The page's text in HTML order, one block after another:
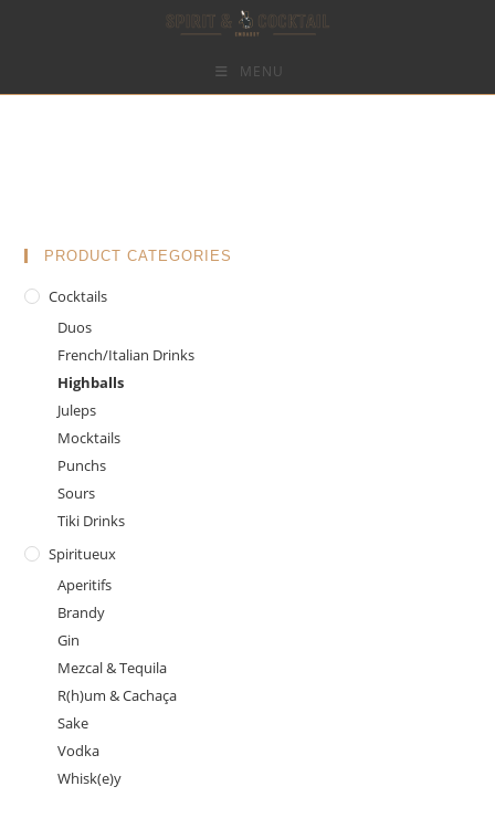
MENU
PRODUCT CATEGORIES
Cocktails
Duos
French/Italian Drinks
Highballs
Juleps
Mocktails
Punchs
Sours
Tiki Drinks
Spiritueux
Aperitifs
Brandy
Gin
Mezcal & Tequila
R(h)um & Cachaça
Sake
Vodka
Whisk(e)y